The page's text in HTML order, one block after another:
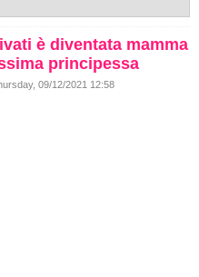
è diventata mamma
principessa
09/12/2021 12:58